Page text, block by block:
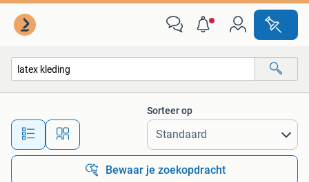
Alle afstanden…
Sorteer op
Bewaar je zoekopdracht